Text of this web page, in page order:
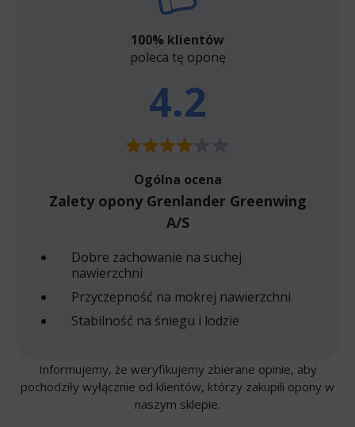
100% klientów
poleca tę oponę
4.2
Ogólna ocena
Zalety opony Grenlander Greenwing
A/S
Dobre zachowanie na suchej
nawierzchni
Przyczepność na mokrej nawierzchni
Stabilność na śniegu i lodzie
Informujemy, że weryfikujemy zbierane opinie, aby
pochodziły wyłącznie od klientów, którzy zakupili opony w
naszym sklepie.